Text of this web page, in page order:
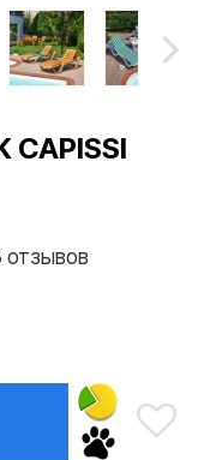
CAPISSI
отзывов